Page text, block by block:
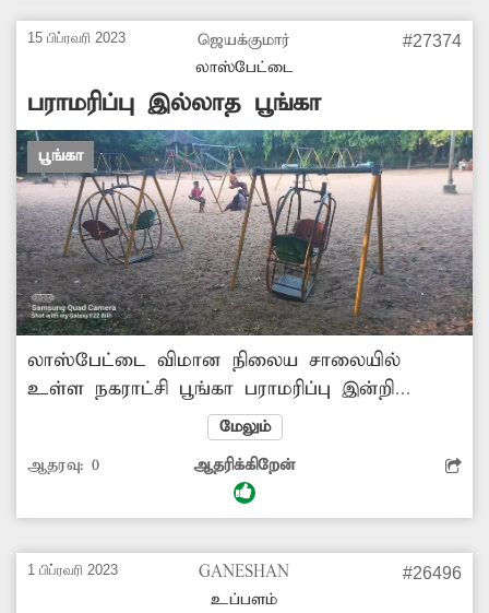
வளர்த்து புல் தரை அமைத்தால் கிரிக்கெட்
விளையாட வேறு இடம் தேடி போய்
விடுவார்கள். நடவடிக்கை எடுக்கப்படுமா?
15 பிப்ரவரி 2023
ஜெயக்குமார்
லாஸ்பேட்டை
#27374
பராமரிப்பு இல்லாத பூங்கா
பூங்கா
லாஸ்பேட்டை விமான நிலைய சாலையில்
உள்ள நகராட்சி பூங்கா பராமரிப்பு இன்றி
கிடக்கிறது. இதனை சரி செய்ய அதிகாரிகள்
நடவடிக்கை எடுப்பார்களா?
மேலும்
ஆதரவு: 0 ஆதரிக்கிறேன்
1 பிப்ரவரி 2023
GANESHAN
உப்பளம்
#26496